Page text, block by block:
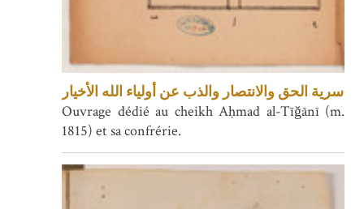
سرية الحق والانتصار والذب عن أولياء الله الأخيار
Ouvrage dédié au cheikh Aḥmad al-Tīǧānī (m.
1815) et sa confrérie.